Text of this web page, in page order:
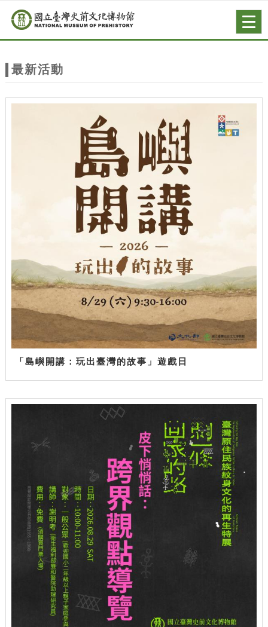
站
主
跳到主要內容
網站導覽
最新活動
「島嶼開講：玩出臺灣的故事」遊戲日